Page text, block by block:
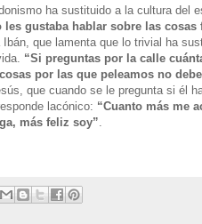
ha sustituido a la cultura del
gustaba hablar sobre las cosas
Ibán, que lamenta que lo trivial ha
“Si preguntas por la calle
por las que peleamos no
que cuando se le pregunta si él
lacónico: “Cuanto más me
más feliz soy”.